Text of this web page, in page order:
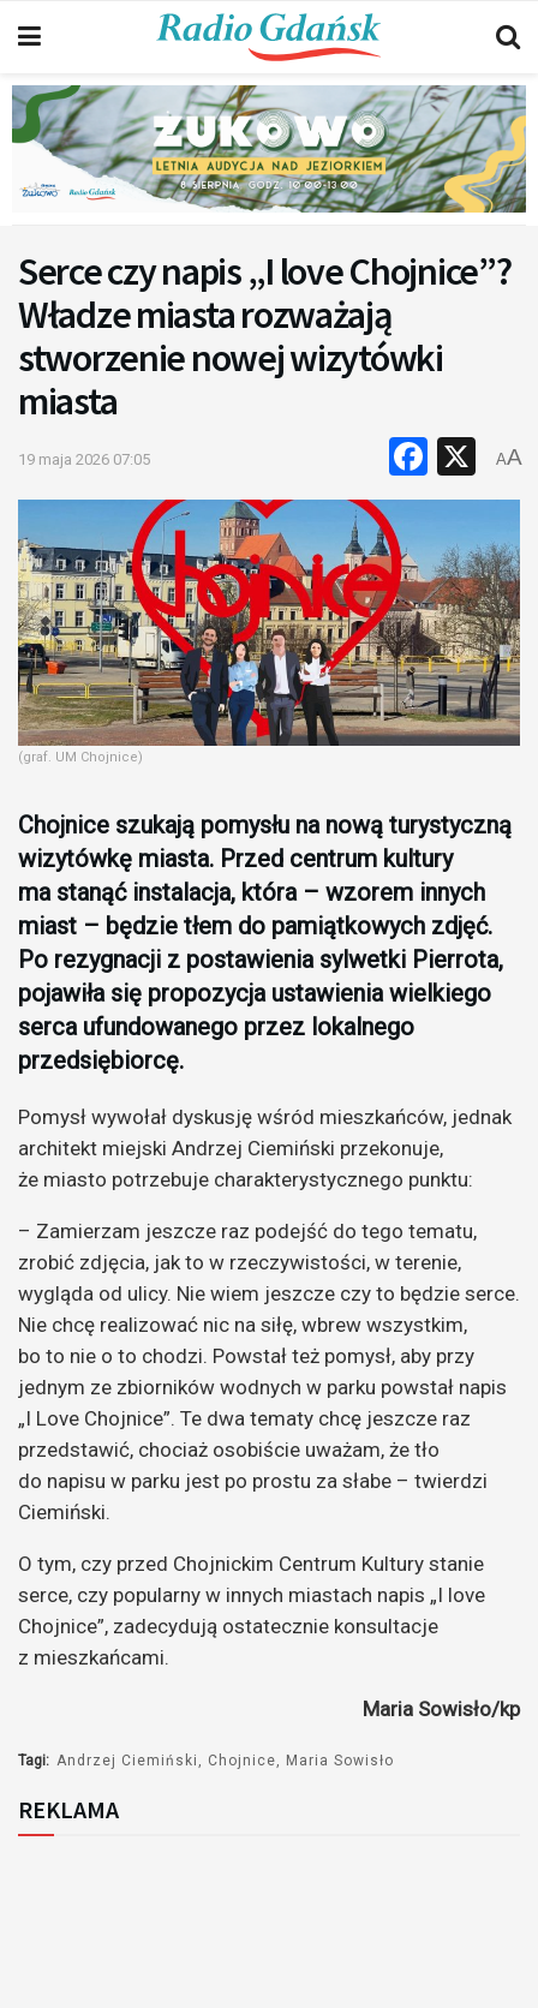
Serce czy napis „I love Chojnice”?
Władze miasta rozważają
stworzenie nowej wizytówki
miasta
19 maja 2026 07:05 X
AA
(graf. UM Chojnice)
Chojnice szukają pomysłu na nową turystyczną
wizytówkę miasta. Przed centrum kultury
ma stanąć instalacja, która – wzorem innych
miast – będzie tłem do pamiątkowych zdjęć.
Po rezygnacji z postawienia sylwetki Pierrota,
pojawiła się propozycja ustawienia wielkiego
serca ufundowanego przez lokalnego
przedsiębiorcę.
Pomysł wywołał dyskusję wśród mieszkańców, jednak
architekt miejski Andrzej Ciemiński przekonuje,
że miasto potrzebuje charakterystycznego punktu:
– Zamierzam jeszcze raz podejść do tego tematu,
zrobić zdjęcia, jak to w rzeczywistości, w terenie,
wygląda od ulicy. Nie wiem jeszcze czy to będzie serce.
Nie chcę realizować nic na siłę, wbrew wszystkim,
bo to nie o to chodzi. Powstał też pomysł, aby przy
jednym ze zbiorników wodnych w parku powstał napis
„I Love Chojnice”. Te dwa tematy chcę jeszcze raz
przedstawić, chociaż osobiście uważam, że tło
do napisu w parku jest po prostu za słabe – twierdzi
Ciemiński.
O tym, czy przed Chojnickim Centrum Kultury stanie
serce, czy popularny w innych miastach napis „I love
Chojnice”, zadecydują ostatecznie konsultacje
z mieszkańcami.
Maria Sowisło/kp
Tagi: Andrzej Ciemiński Chojnice Maria Sowisło
REKLAMA